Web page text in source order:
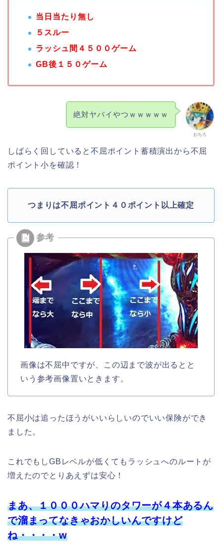
当日当たり無し
５スルー
ラッシュ間４５００ゲーム
GB後１５０ゲーム
おちろ
絶対ヤバイやつｗｗｗｗｗ
しばらく回していると不屈ポイント蓄積演出から不屈
ポイント小を確認！
つまりは不屈ポイント４０ポイント以上確定
画像は不屈中ですが、この辺まで波が出るとと
いう参考画像置いときます。
不屈小は追ったほうがいいらしいのでいい保険ができ
ました。
これでもしGBレベルが低くてもラッシュへのルートが
増えたのでとりあえずは安心！
まあ、１０００ハマりのタワーが４本あるん
で溜まってなきゃおかしいんですけど
ね・・・・w